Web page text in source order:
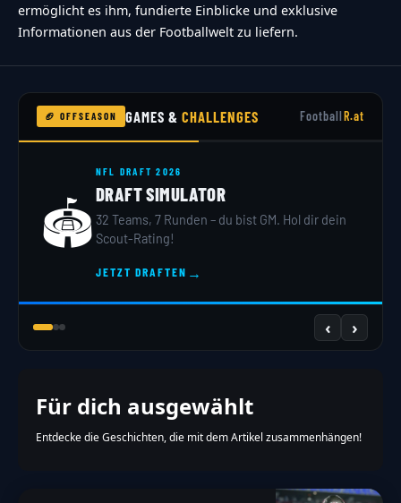
ermöglicht es ihm, fundierte Einblicke und exklusive
Informationen aus der Footballwelt zu liefern.
🏈 OFFSEASON GAMES &CHALLENGES FootballR.at
🏟️
NFL DRAFT 2026
DRAFT SIMULATOR
32 Teams, 7 Runden – du bist GM. Hol dir dein
Scout-Rating!
JETZT DRAFTEN →
‹ ›
Für dich ausgewählt
Entdecke die Geschichten, die mit dem Artikel zusammenhängen!